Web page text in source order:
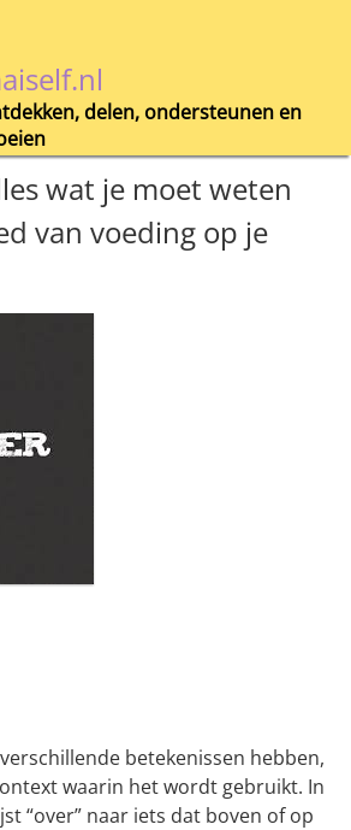
delen, ondersteunen en
wat je moet weten
van voeding op je
betekenissen hebben,
waarin het wordt gebruikt. In
“over” naar iets dat boven of op